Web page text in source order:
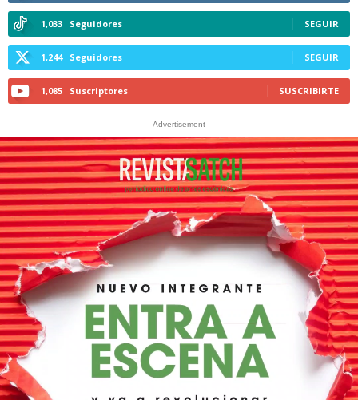
1,033 Seguidores SEGUIR
1,244 Seguidores SEGUIR
1,085 Suscriptores SUSCRIBIRTE
- Advertisement -